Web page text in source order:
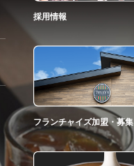
採用情報
フランチャイズ加盟・募集